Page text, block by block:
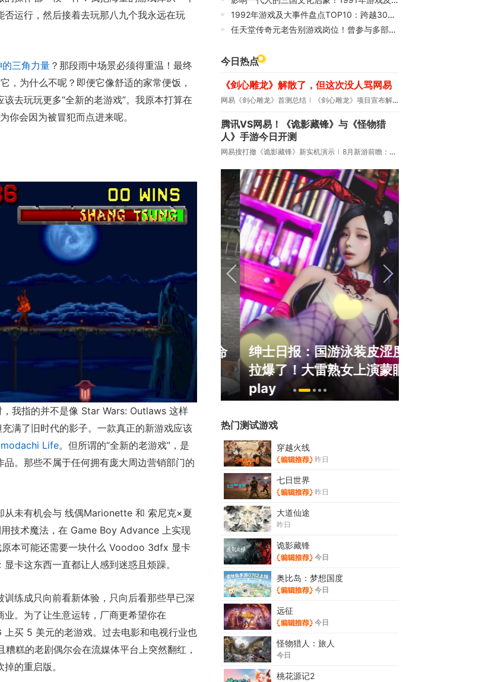
运行，然后接着去玩那八九个我永远在玩
三角力量 ？那段雨中场景必须得重温！最终
，为什么不呢？即便它像舒适的家常便饭，
去玩玩更多“全新的老游戏”。我原本打算在
你会因为被冒犯而点进来呢。
我指的并不是像 Star Wars: Outlaws 这样
满了旧时代的影子。一款真正的新游戏应该
Life。但所谓的“全新的老游戏”，是
。那些不属于任何拥有庞大周边营销部门的
从未有机会与 线偶Marionette 和 索尼克×夏
技术魔法，在 Game Boy Advance 上实现
本可能还需要一块什么 Voodoo 3dfx 显卡
卡这东西一直都让人感到迷惑且烦躁。
练成只向前看新体验，只向后看那些早已深
。为了让生意运转，厂商更希望你在
买 5 美元的老游戏。过去电影和电视行业也
糕的老剧偶尔会在流媒体平台上突然翻红，
的重启版。
1992年游戏及大事件盘点TOP10：跨越30年的经典IP来了！
任天堂传奇元老告别游戏岗位！曾参与多部《塞尔达传说》
今日热点
《剑心雕龙》解散了，但这次没人骂网易
网易《剑心雕龙》首测总结 《剑心雕龙》项目宣布解散
腾讯VS网易！《诡影藏锋》与《怪物猎
人》手游今日开测
网易搜打撤《诡影藏锋》新实机演示 8月新游前瞻：《诡秘之主》领衔
一看吓一跳：雷死人不偿命
的囧图集（1170）
绅士日报：国游泳装皮涩度
拉爆了！大雷熟女上演蒙眼
play
热门测试游戏
穿越火线
昨日
七日世界
昨日
大道仙途
昨日
诡影藏锋
今日
奥比岛：梦想国度
今日
远征
今日
怪物猎人：旅人
今日
桃花源记2